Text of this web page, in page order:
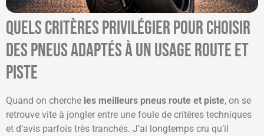
Quels critères privilégier pour choisir
des pneus adaptés à un usage route et
piste
Quand on cherche les meilleurs pneus route et piste, on se
retrouve vite à jongler entre une foule de critères techniques
et d’avis parfois très tranchés. J’ai longtemps cru qu’il